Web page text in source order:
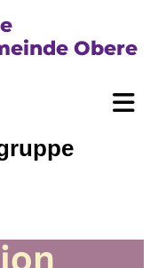
Obere